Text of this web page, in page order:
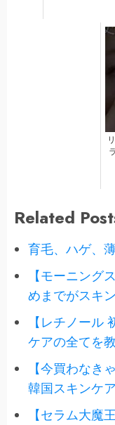
Related
育毛、ハゲ、
【モーニング
めまでがスキ
【レチノール
ケアの全てを
【今買わなき
韓国スキンケ
【セラム大魔